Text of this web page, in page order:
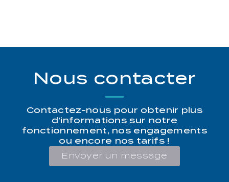
Nous contacter
Contactez-nous pour obtenir plus
d’informations sur notre
fonctionnement, nos engagements
ou encore nos tarifs !
Envoyer un message